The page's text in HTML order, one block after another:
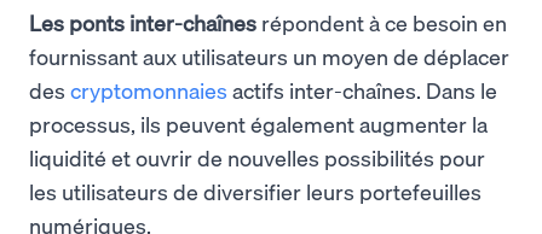
Les ponts inter-chaînes répondent à ce besoin en
fournissant aux utilisateurs un moyen de déplacer
des cryptomonnaies actifs inter-chaînes. Dans le
processus, ils peuvent également augmenter la
liquidité et ouvrir de nouvelles possibilités pour
les utilisateurs de diversifier leurs portefeuilles
numériques.